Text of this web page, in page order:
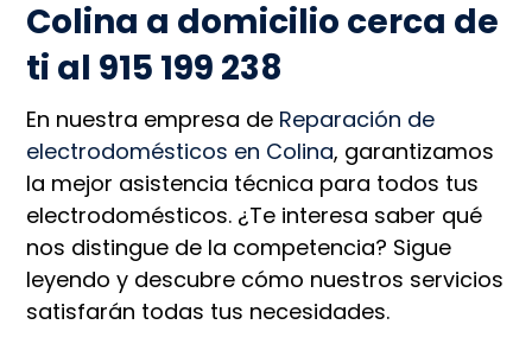
Colina a domicilio cerca de
ti al 915 199 238
En nuestra empresa de Reparación de
electrodomésticos en Colina, garantizamos
la mejor asistencia técnica para todos tus
electrodomésticos. ¿Te interesa saber qué
nos distingue de la competencia? Sigue
leyendo y descubre cómo nuestros servicios
satisfarán todas tus necesidades.